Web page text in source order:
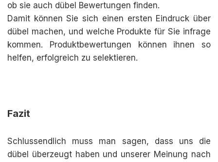
ob sie auch dübel Bewertungen finden.
Damit können Sie sich einen ersten Eindruck über
dübel machen, und welche Produkte für Sie infrage
kommen. Produktbewertungen können ihnen so
helfen, erfolgreich zu selektieren.
Fazit
Schlussendlich muss man sagen, dass uns die
dübel überzeugt haben und unserer Meinung nach